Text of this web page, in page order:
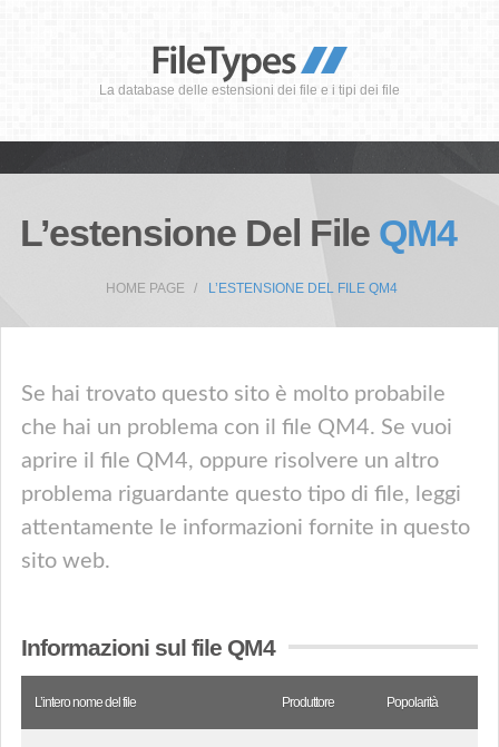
La database delle estensioni dei file e i tipi dei file
L’estensione Del File QM4
HOME PAGE L’ESTENSIONE DEL FILE QM4
Se hai trovato questo sito è molto probabile
che hai un problema con il file QM4. Se vuoi
aprire il file QM4, oppure risolvere un altro
problema riguardante questo tipo di file, leggi
attentamente le informazioni fornite in questo
sito web.
Informazioni sul file QM4
L’intero nome del file Produttore Popolarità